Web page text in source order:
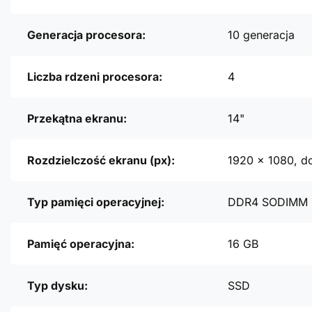
Generacja procesora: 10 generacja
Liczba rdzeni procesora: 4
Przekątna ekranu: 14"
Rozdzielczość ekranu (px): 1920 x 1080,
Typ pamięci operacyjnej: DDR4 SODIMM
Pamięć operacyjna: 16 GB
Typ dysku: SSD